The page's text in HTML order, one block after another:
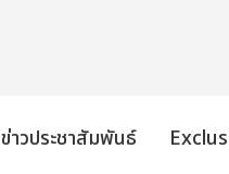
ข่าวประชาสัมพันธ์